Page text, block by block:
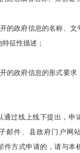
的政府信息的名称、文
征性描述；
的政府信息的形式要求
通过线上线下提出，申
邮件、县政府门户网
件方式申请的，请与本